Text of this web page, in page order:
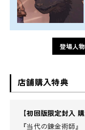
登場人
店舗購入特典
【初回版限定封入
『当代の錬金術師』